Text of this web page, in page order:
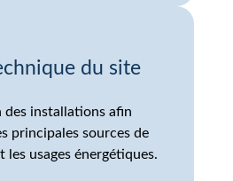
du site
des installations afin
principales sources de
les usages énergétiques.